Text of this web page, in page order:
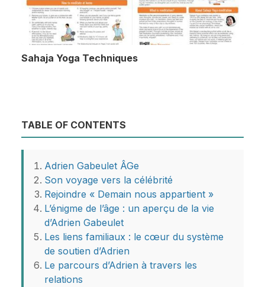
Sahaja Yoga Techniques
TABLE OF CONTENTS
Adrien Gabeulet ÂGe
Son voyage vers la célébrité
Rejoindre « Demain nous appartient »
L’énigme de l’âge : un aperçu de la vie
d’Adrien Gabeulet
Les liens familiaux : le cœur du système
de soutien d’Adrien
Le parcours d’Adrien à travers les
relations